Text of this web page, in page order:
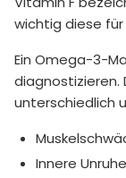
wichtig diese für
Ein Omega-3-
diagnostizieren.
unterschiedlich
Innere Unruhe